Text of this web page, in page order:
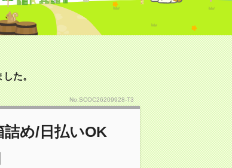
した。
No.SCOC26209928-T3
詰め/日払いOK